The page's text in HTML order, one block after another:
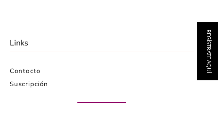
Links
Contacto
Suscripción
REGÍSTRATE AQUÍ